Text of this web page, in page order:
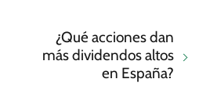
¿Qué acciones dan
más dividendos altos
en España?